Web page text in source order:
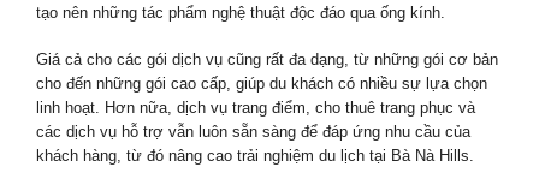
tạo nên những tác phẩm nghệ thuật độc đáo qua ống kính.
Giá cả cho các gói dịch vụ cũng rất đa dạng, từ những gói cơ bản
cho đến những gói cao cấp, giúp du khách có nhiều sự lựa chọn
linh hoạt. Hơn nữa, dịch vụ trang điểm, cho thuê trang phục và
các dịch vụ hỗ trợ vẫn luôn sẵn sàng để đáp ứng nhu cầu của
khách hàng, từ đó nâng cao trải nghiệm du lịch tại Bà Nà Hills.